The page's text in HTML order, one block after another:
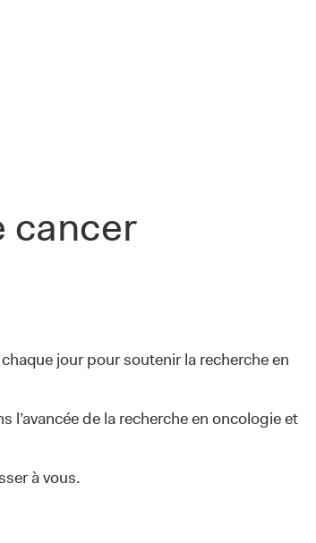
cancer
jour pour soutenir la recherche en
l’avancée de la recherche en oncologie et
à vous.